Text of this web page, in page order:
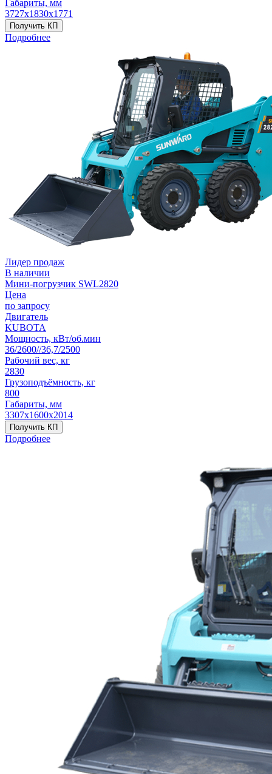
Габариты, мм
3727х1830х1771
Получить КП
Подробнее
Лидер продаж
В наличии
Мини-погрузчик SWL2820
Цена
по запросу
Двигатель
KUBOTA
Мощность, кВт/об.мин
36/2600//36,7/2500
Рабочий вес, кг
2830
Грузоподъёмность, кг
800
Габариты, мм
3307х1600х2014
Получить КП
Подробнее